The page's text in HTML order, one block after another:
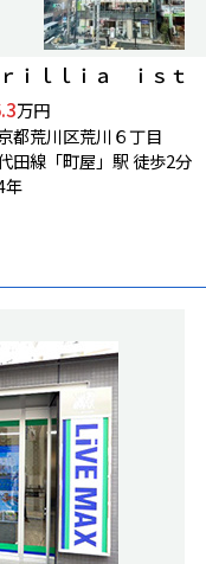
ｒｉｌｌｉａ ｉｓｔ
万円
都荒川区荒川６丁目
田線「町屋」駅 徒歩2分
年